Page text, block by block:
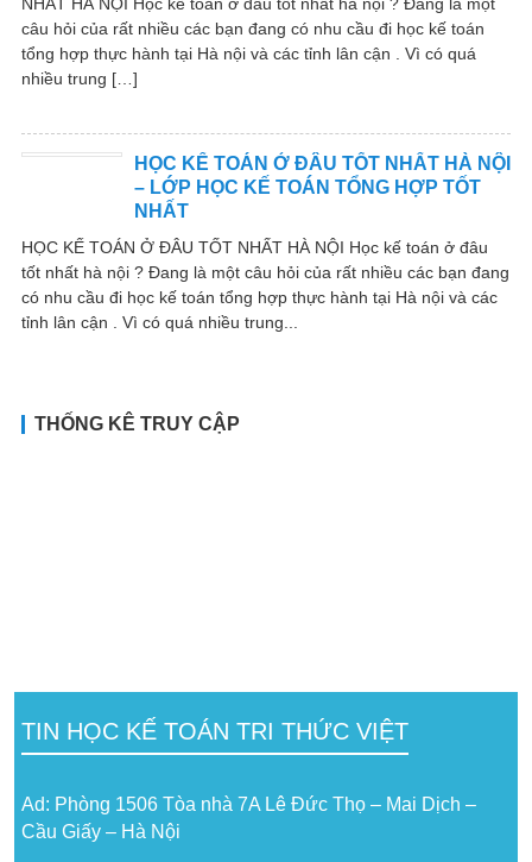
câu hỏi của rất nhiều các bạn đang có nhu cầu đi học kế toán
tổng hợp thực hành tại Hà nội và các tỉnh lân cận . Vì có quá
nhiều trung […]
HỌC KẾ TOÁN Ở ĐÂU TỐT NHẤT HÀ NỘI
– LỚP HỌC KẾ TOÁN TỔNG HỢP TỐT
NHẤT
HỌC KẾ TOÁN Ở ĐÂU TỐT NHẤT HÀ NỘI Học kế toán ở đâu
tốt nhất hà nội ? Đang là một câu hỏi của rất nhiều các bạn đang
có nhu cầu đi học kế toán tổng hợp thực hành tại Hà nội và các
tỉnh lân cận . Vì có quá nhiều trung...
THỐNG KÊ TRUY CẬP
TIN HỌC KẾ TOÁN TRI THỨC VIỆT
Ad: Phòng 1506 Tòa nhà 7A Lê Đức Thọ – Mai Dịch –
Cầu Giấy – Hà Nội